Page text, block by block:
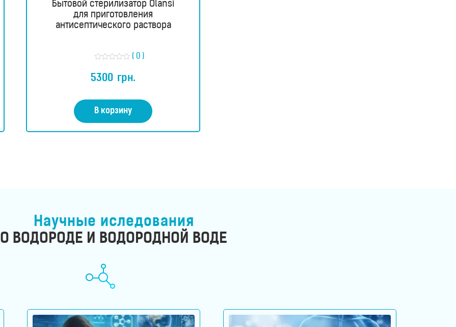
Бытовой стерилизатор Olansi
для приготовления
антисептического раствора
ц
е
а
0
и
( 0 )
5300 грн.
В корзину
Научные иследования
О ВОДОРОДЕ И ВОДОРОДНОЙ ВОДЕ